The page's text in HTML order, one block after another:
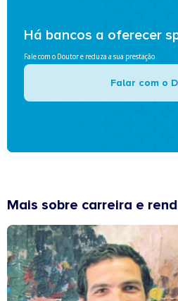
Há bancos a oferecer
Fale com o Doutor e reduza a sua prestação
Falar com o
Mais sobre carreira e